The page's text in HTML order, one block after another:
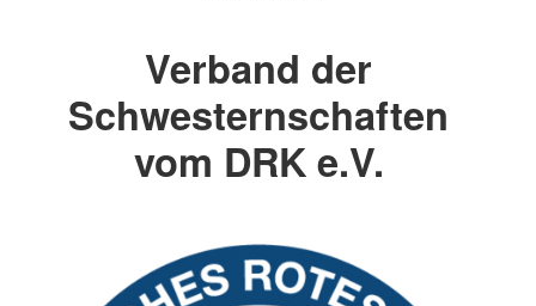
Verband der
Schwesternschaften
vom DRK e.V.